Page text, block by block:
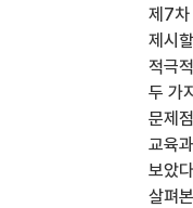
제7차
제시
적극
두 가
문제
교육
보았
살펴